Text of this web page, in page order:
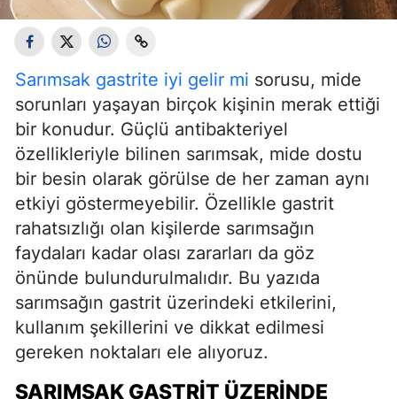
Sarımsak gastrite iyi gelir mi sorusu, mide
sorunları yaşayan birçok kişinin merak ettiği
bir konudur. Güçlü antibakteriyel
özellikleriyle bilinen sarımsak, mide dostu
bir besin olarak görülse de her zaman aynı
etkiyi göstermeyebilir. Özellikle gastrit
rahatsızlığı olan kişilerde sarımsağın
faydaları kadar olası zararları da göz
önünde bulundurulmalıdır. Bu yazıda
sarımsağın gastrit üzerindeki etkilerini,
kullanım şekillerini ve dikkat edilmesi
gereken noktaları ele alıyoruz.
SARIMSAK GASTRIT ÜZERINDE